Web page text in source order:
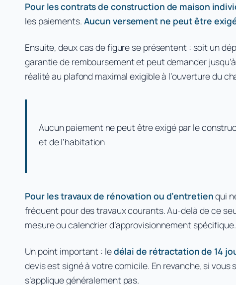
Pour les contrats de construction de maison
les paiements. Aucun versement ne peut être
Ensuite, deux cas de figure se présentent : soit un
garantie de remboursement et peut demander jusqu’à
réalité au plafond maximal exigible à l’ouverture du
Aucun paiement ne peut être exigé par le
et de l’habitation
Pour les travaux de rénovation ou d’entretienqui
fréquent pour des travaux courants. Au-delà de ce
mesure ou calendrier d’approvisionnement spécifique.
Un point important : ledélai de rétractation de 14
devis est signé à votre domicile. En revanche, si
s’applique généralement pas.